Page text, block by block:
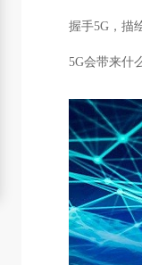
握手5G，描
5G会带来什